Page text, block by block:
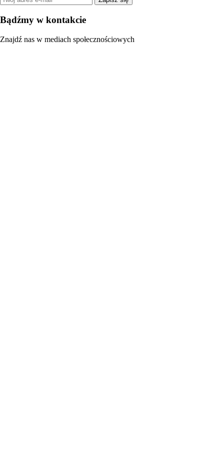
Bądźmy w kontakcie
Znajdź nas w mediach społecznościowych